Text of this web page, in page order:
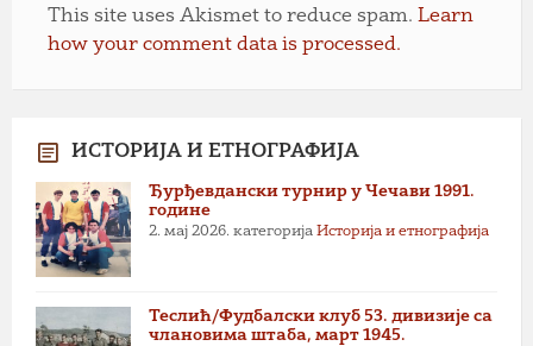
This site uses Akismet to reduce spam. Learn
how your comment data is processed.
ИСТОРИЈА И ЕТНОГРАФИЈА
Ђурђевдански турнир у Чечави 1991.
године
2. мај 2026. категорија Историја и етнографија
Теслић/Фудбалски клуб 53. дивизије са
члановима штаба, март 1945.